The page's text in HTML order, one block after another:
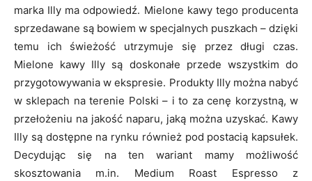
marka Illy ma odpowiedź. Mielone kawy tego producenta
sprzedawane są bowiem w specjalnych puszkach – dzięki
temu ich świeżość utrzymuje się przez długi czas.
Mielone kawy Illy są doskonałe przede wszystkim do
przygotowywania w ekspresie. Produkty Illy można nabyć
w sklepach na terenie Polski – i to za cenę korzystną, w
przełożeniu na jakość naparu, jaką można uzyskać. Kawy
Illy są dostępne na rynku również pod postacią kapsułek.
Decydując się na ten wariant mamy możliwość
skosztowania m.in. Medium Roast Espresso z